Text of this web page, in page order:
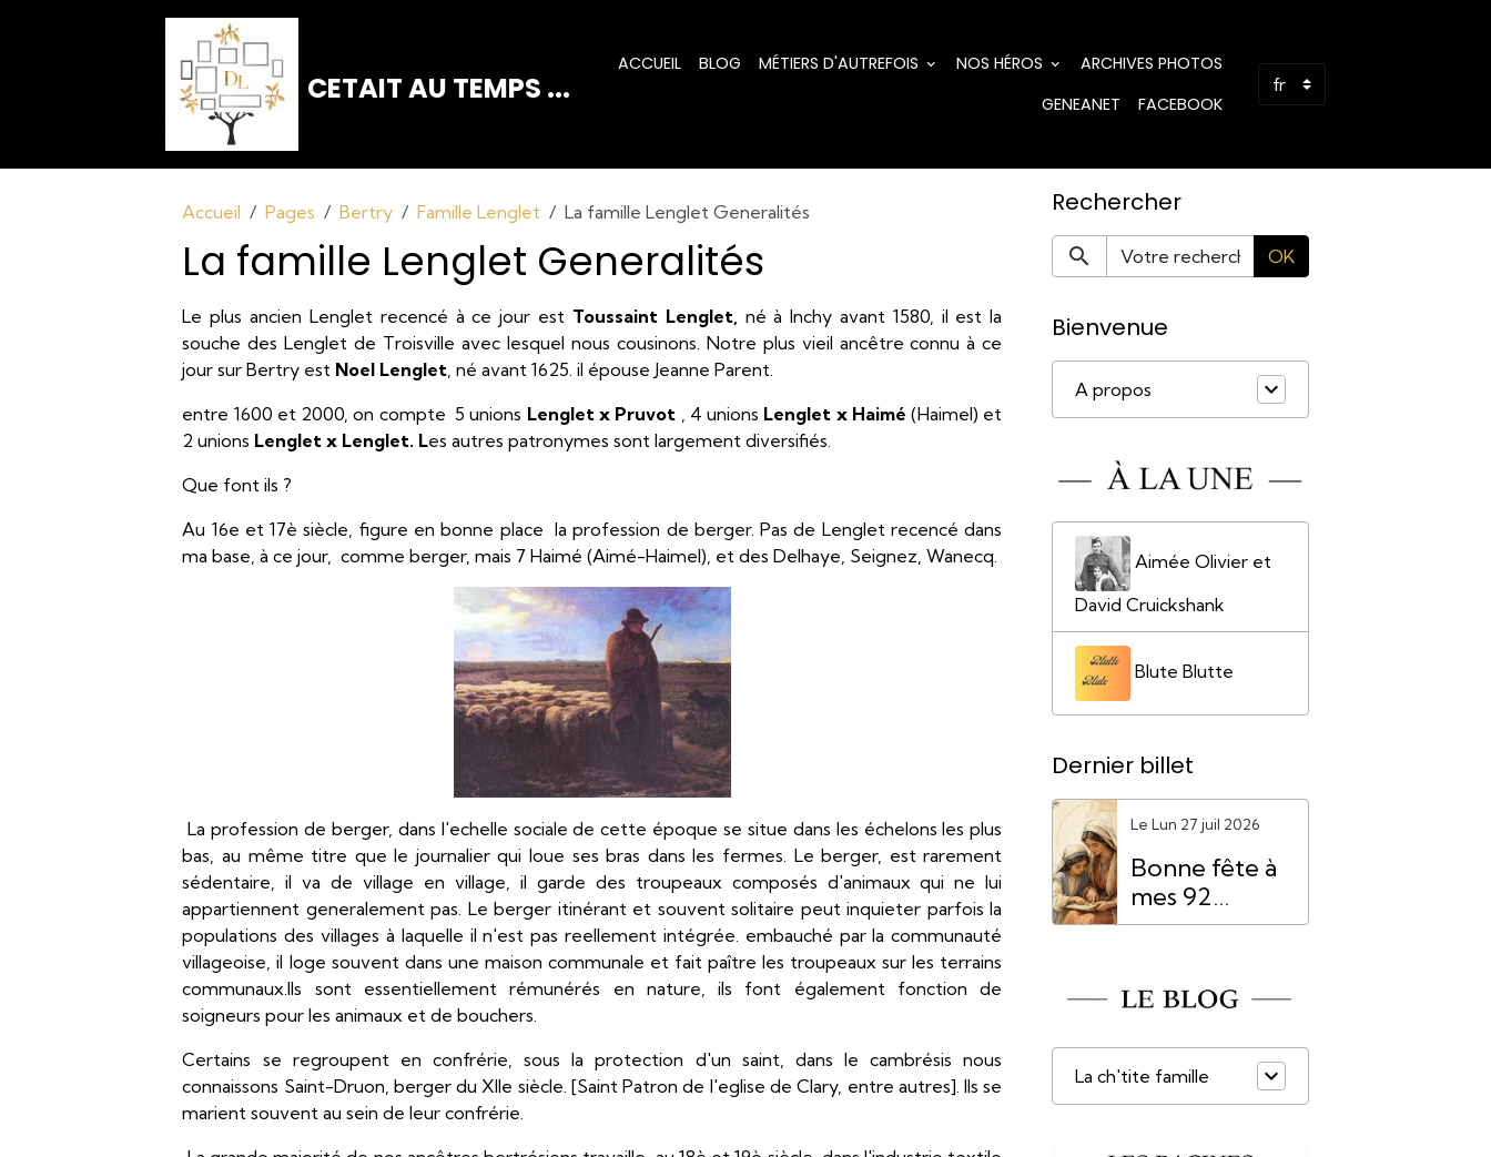
CETAIT AU TEMPS ...
ACCUEIL BLOG MÉTIERS D'AUTREFOIS NOS HÉROS
ARCHIVES PHOTOS
GENEANET
FACEBOOK
Accueil Pages Bertry Famille Lenglet La famille Lenglet Generalités
La famille Lenglet Generalités
Le plus ancien Lenglet recencé à ce jour est Toussaint Lenglet, né à Inchy avant 1580, il est la
souche des Lenglet de Troisville avec lesquel nous cousinons. Notre plus vieil ancêtre connu à ce
jour sur Bertry est Noel Lenglet, né avant 1625. il épouse Jeanne Parent.
entre 1600 et 2000, on compte 5 unions Lenglet x Pruvot , 4 unions Lenglet x Haimé (Haimel) et
2 unions Lenglet x Lenglet. Les autres patronymes sont largement diversifiés.
Que font ils ?
Au 16e et 17è siècle, figure en bonne place la profession de berger. Pas de Lenglet recencé dans
ma base, à ce jour, comme berger, mais 7 Haimé (Aimé-Haimel), et des Delhaye, Seignez, Wanecq.
La profession de berger, dans l'echelle sociale de cette époque se situe dans les échelons les plus
bas, au même titre que le journalier qui loue ses bras dans les fermes. Le berger, est rarement
sédentaire, il va de village en village, il garde des troupeaux composés d'animaux qui ne lui
appartiennent generalement pas. Le berger itinérant et souvent solitaire peut inquieter parfois la
populations des villages à laquelle il n'est pas reellement intégrée. embauché par la communauté
villageoise, il loge souvent dans une maison communale et fait paître les troupeaux sur les terrains
communaux.Ils sont essentiellement rémunérés en nature, ils font également fonction de
soigneurs pour les animaux et de bouchers.
Certains se regroupent en confrérie, sous la protection d'un saint, dans le cambrésis nous
connaissons Saint-Druon, berger du XIIe siècle. [Saint Patron de l'eglise de Clary, entre autres]. Ils se
marient souvent au sein de leur confrérie.
Rechercher
OK
Bienvenue
A propos
Aimée Olivier et
David Cruickshank
Blute Blutte
Dernier billet
Le Lun 27 juil 2026
Bonne fête à
mes 92
"Mamie
La ch'tite famille